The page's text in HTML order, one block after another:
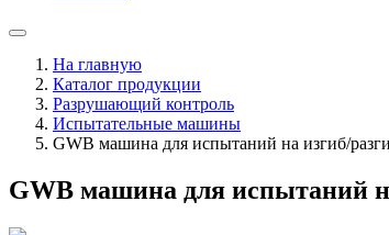
На главную
Каталог продукции
Разрушающий контроль
Испытательные машины
GWB машина для испытаний на изгиб/
GWB машина для испытаний